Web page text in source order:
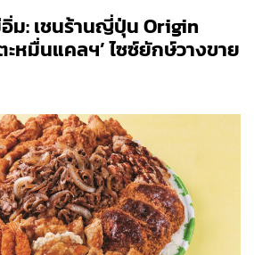
ม: เชนร้านญี่ปุ่น Origin
ะหมื่นแคลฯ’ ไซซ์ยักษ์วางขาย